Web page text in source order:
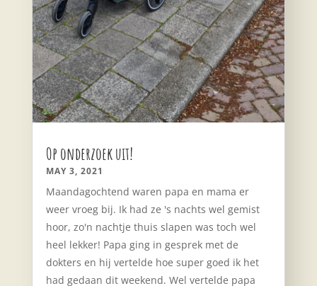
Op onderzoek uit!
MAY 3, 2021
Maandagochtend waren papa en mama er
weer vroeg bij. Ik had ze 's nachts wel gemist
hoor, zo'n nachtje thuis slapen was toch wel
heel lekker! Papa ging in gesprek met de
dokters en hij vertelde hoe super goed ik het
had gedaan dit weekend. Wel vertelde papa